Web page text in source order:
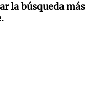
la búsqueda más